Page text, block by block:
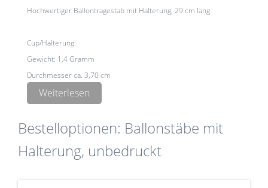
Hochwertiger Ballontragestab mit Halterung, 29 cm lang
Cup/Halterung:
Gewicht: 1,4 Gramm
Durchmesser ca. 3,70 cm
Material: biologisch abbaubar
Stab:
Gewicht ca 1,60 Gramm
Länge 29cm
Weiterlesen
Bestelloptionen: Ballonstäbe mit
Halterung, unbedruckt